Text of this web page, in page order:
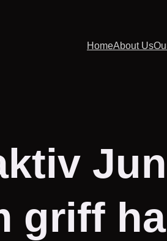
HomeAbout Us
griff